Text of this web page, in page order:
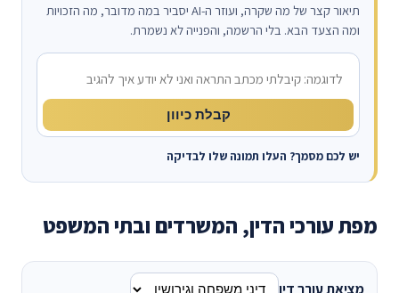
תיאור קצר של מה שקרה, ועוזר ה-AI יסביר במה מדובר, מה הזכויות
ומה הצעד הבא. בלי הרשמה, והפנייה לא נשמרת.
מה קרה?
קבלת כיוון
יש לכם מסמך? העלו תמונה שלו לבדיקה
מפת עורכי הדין, המשרדים ובתי המשפט
מציאת עורך דין